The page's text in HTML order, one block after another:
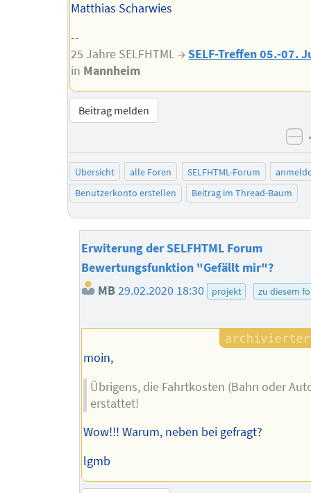
Matthias Scharwies
--
25 Jahre SELFHTML →SELF-Treffen 05.-07.
in Mannheim
Beitrag melden
Übersicht alle Foren SELFHTML-Forum
Benutzerkonto erstellen
Beitrag im Thread-Baum
Erwiterung der SELFHTML Forum
Bewertungsfunktion "Gefällt mir"?
MB29.02.2020 18:30 projekt zu diesem
moin,
Übrigens, die Fahrtkosten (Bahn oder
erstattet!
Wow!!! Warum, neben bei gefragt?
lgmb